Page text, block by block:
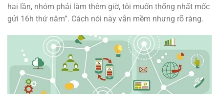
hai lần, nhóm phải làm thêm giờ, tôi muốn thống nhất mốc
gửi 16h thứ năm”. Cách nói này vẫn mềm nhưng rõ ràng.